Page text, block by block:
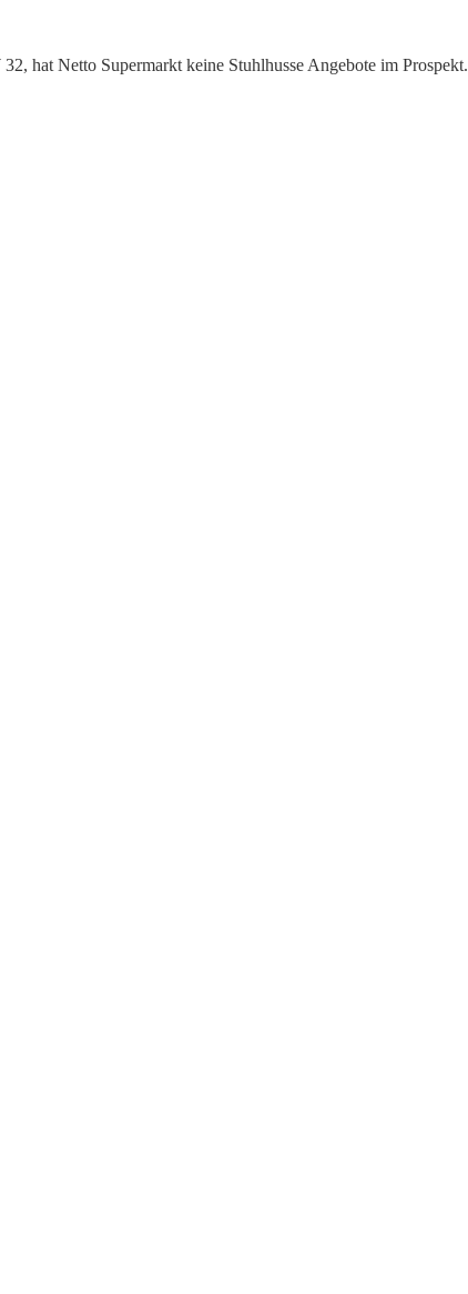
hat Netto Supermarkt keine Stuhlhusse Angebote im Prospekt.